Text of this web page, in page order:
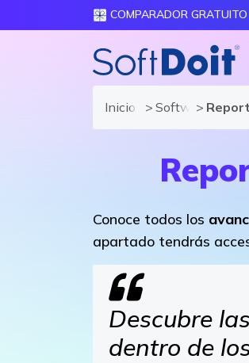
COMPARADOR GRATUITO
Inicio Software
Conoce todos los
apartado tendrás
Descubre las
dentro de